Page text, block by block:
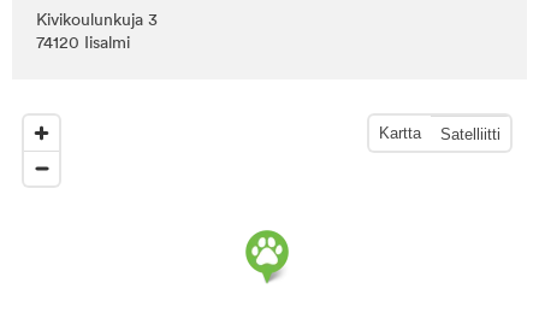
Kivikoulunkuja 3
74120 Iisalmi
Kartta Satelliitti